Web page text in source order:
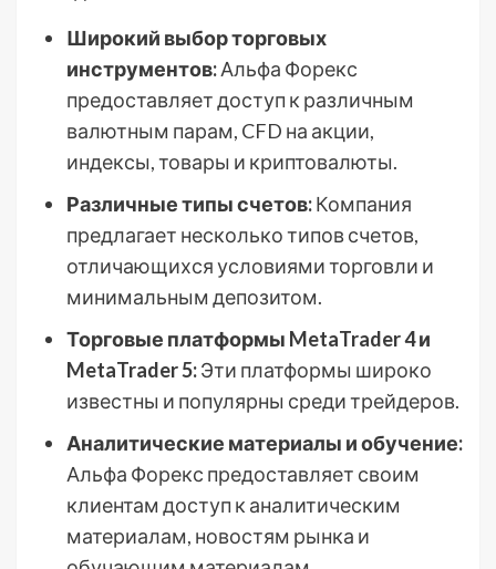
Широкий выбор торговых
инструментов:Альфа Форекс
предоставляет доступ к различным
валютным парам, CFD на акции,
индексы, товары и криптовалюты.
Различные типы счетов:Компания
предлагает несколько типов счетов,
отличающихся условиями торговли и
минимальным депозитом.
Торговые платформы MetaTrader 4 и
MetaTrader 5:Эти платформы широко
известны и популярны среди трейдеров.
Аналитические материалы и обучение:
Альфа Форекс предоставляет своим
клиентам доступ к аналитическим
материалам, новостям рынка и